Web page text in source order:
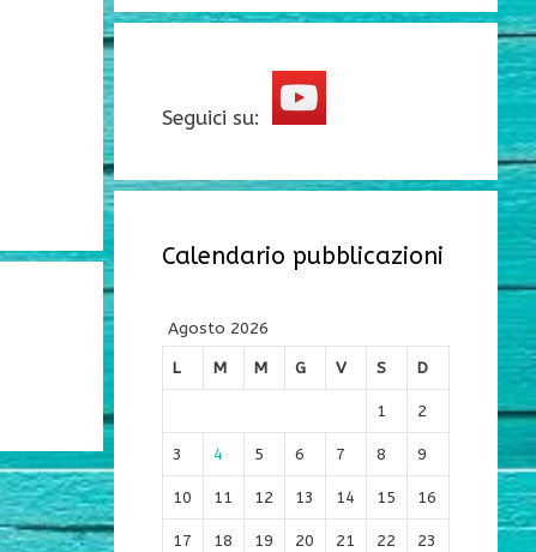
Seguici su:
Calendario pubblicazioni
Agosto 2026
L
M M G V S D
1 2
3 4 5 6 7 8 9
10 11 12 13 14 15 16
17 18 19 20 21 22 23